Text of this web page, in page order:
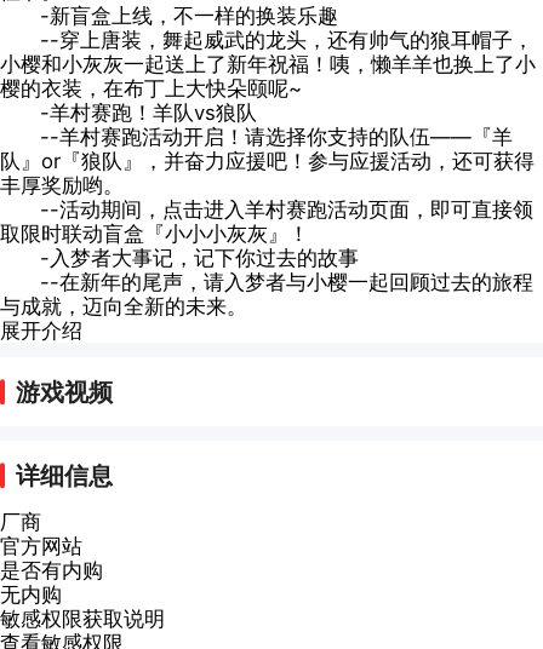
-新盲盒上线，不一样的换装乐趣
--穿上唐装，舞起威武的龙头，还有帅气的狼耳帽子，
小樱和小灰灰一起送上了新年祝福！咦，懒羊羊也换上了小
樱的衣装，在布丁上大快朵颐呢~
-羊村赛跑！羊队vs狼队
--羊村赛跑活动开启！请选择你支持的队伍——『羊
队』or『狼队』，并奋力应援吧！参与应援活动，还可获得
丰厚奖励哟。
--活动期间，点击进入羊村赛跑活动页面，即可直接领
取限时联动盲盒『小小小灰灰』！
-入梦者大事记，记下你过去的故事
--在新年的尾声，请入梦者与小樱一起回顾过去的旅程
与成就，迈向全新的未来。
展开介绍
游戏视频
详细信息
厂商
官方网站
是否有内购
无内购
敏感权限获取说明
查看敏感权限